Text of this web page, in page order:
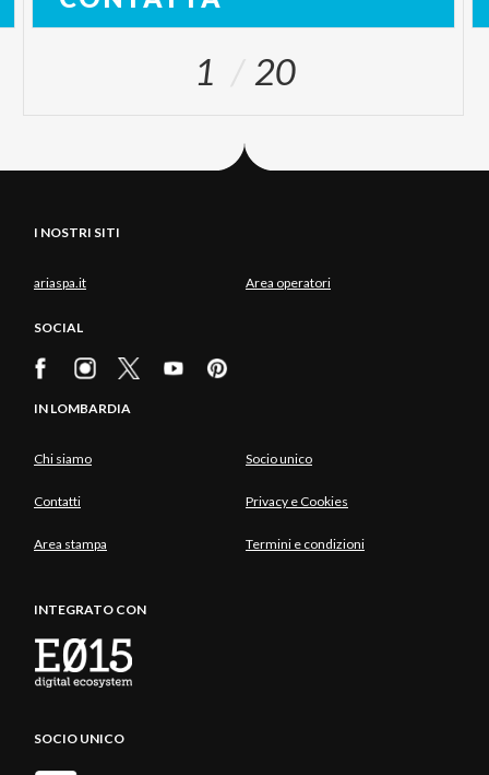
1 20
I NOSTRI SITI
ariaspa.it Area operatori
SOCIAL
IN LOMBARDIA
Chi siamo Socio unico
Contatti Privacy e Cookies
Area stampa Termini e condizioni
INTEGRATO CON
SOCIO UNICO